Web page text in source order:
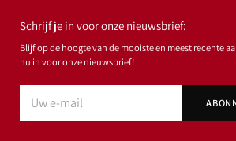
Schrijf je in voor onze nieuwsbrief:
Blijf op de hoogte van de mooiste en meest recente
nu in voor onze nieuwsbrief!